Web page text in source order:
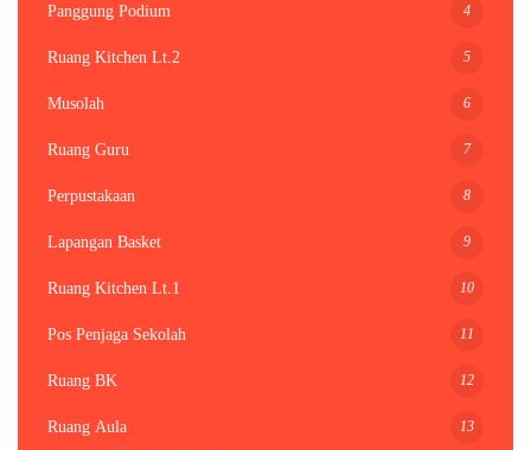
Panggung Podium 4
Ruang Kitchen Lt.2 5
Musolah 6
Ruang Guru 7
Perpustakaan 8
Lapangan Basket 9
Ruang Kitchen Lt.1 10
Pos Penjaga Sekolah 11
Ruang BK 12
Ruang Aula 13